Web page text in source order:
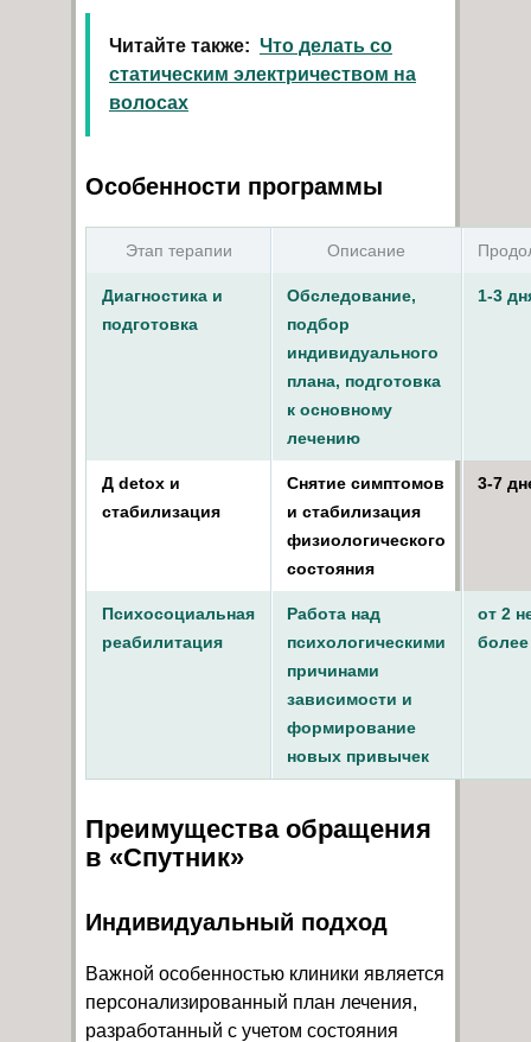
Читайте также: Что делать со
статическим электричеством на
волосах
Особенности программы
Этап терапии Описание
Диагностика и
подготовка
Обследование,
подбор
индивидуального
плана, подготовка
к основному
лечению
1-3
Д detox и
стабилизация
Снятие симптомов
и стабилизация
физиологического
состояния
3-7
Психосоциальная
реабилитация
Работа над
психологическими
причинами
зависимости и
формирование
новых привычек
от 2
более
Преимущества обращения
в «Спутник»
Индивидуальный подход
Важной особенностью клиники является
персонализированный план лечения,
разработанный с учетом состояния